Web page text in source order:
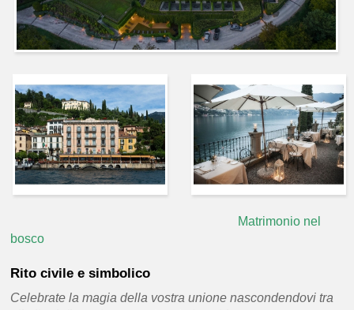
Matrimonio nel
bosco
Rito civile e simbolico
Celebrate la magia della vostra unione nascondendovi tra
Novità
Accetto le condizioni per il trattamento dei dati, specificate nell'informativa
sulla privacy [ ?]